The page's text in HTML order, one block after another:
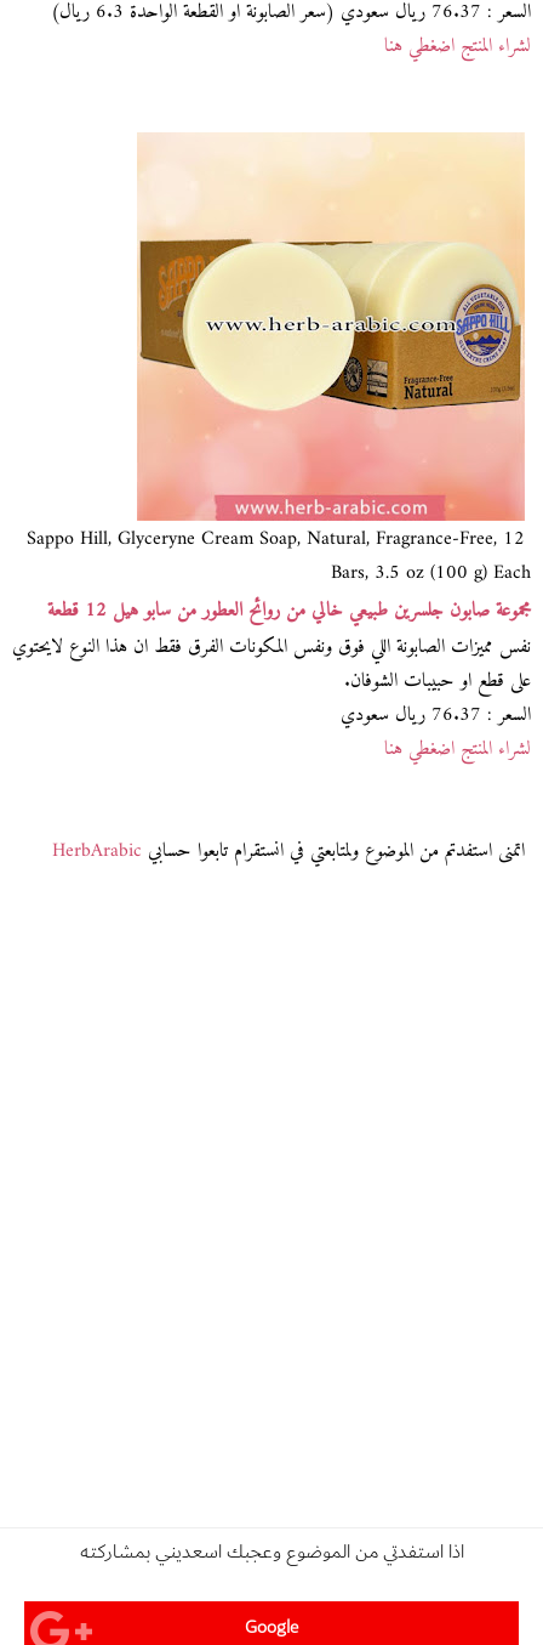
السعر : 76.37 ريال سعودي (سعر الصابونة او القطعة الواحدة 6.3 ريال)
لشراء المنتج اضغطي هنا
Sappo Hill, Glyceryne Cream Soap, Natural, Fragrance-Free, 12
Bars, 3.5 oz (100 g) Each
مجموعة صابون جلسرين طبيعي خالي من روائح العطور من سابو هيل 12 قطعة
نفس مميزات الصابونة اللي فوق ونفس المكونات الفرق فقط ان هذا النوع لايحتوي
على قطع او حبيبات الشوفان.
السعر : 76.37 ريال سعودي
لشراء المنتج اضغطي هنا
اتمنى استفدتم من الموضوع ولمتابعتي في انستقرام تابعوا حسابي HerbArabic
اذا استفدتي من الموضوع وعجبك اسعديني بمشاركته
Google